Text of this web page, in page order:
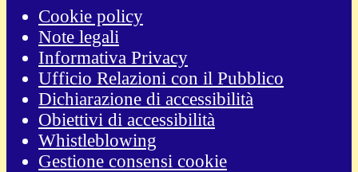
Cookie policy
Note legali
Informativa Privacy
Ufficio Relazioni con il Pubblico
Dichiarazione di accessibilità
Obiettivi di accessibilità
Whistleblowing
Gestione consensi cookie